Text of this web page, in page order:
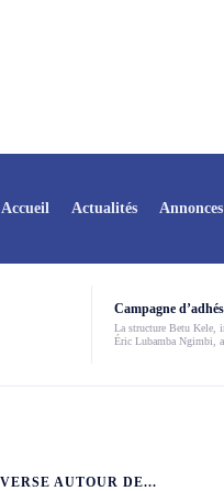
Accueil Actualités Annonces
Campagne
La structure Betu Kele,
Éric Lubamba Ngimbi,
AUTOUR DE...